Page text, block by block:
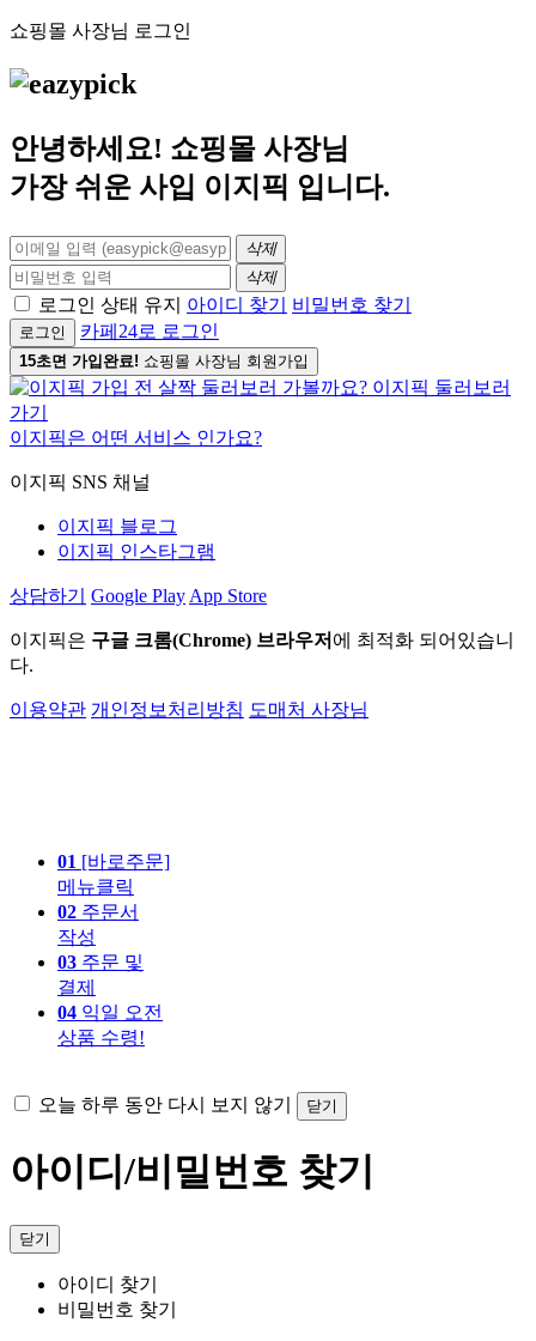
쇼핑몰 사장님 로그인
안녕하세요! 쇼핑몰 사장님
가장 쉬운 사입 이지픽 입니다.
삭제
삭제
로그인 상태 유지 아이디 찾기 비밀번호 찾기
로그인 카페24로 로그인
15초면 가입완료! 쇼핑몰 사장님 회원가입
이지픽은 어떤 서비스 인가요?
이지픽 SNS 채널
이지픽 블로그
이지픽 인스타그램
상담하기 Google Play App Store
이지픽은 구글 크롬(Chrome) 브라우저 에 최적화 되어있습니
다.
이용약관 개인정보처리방침 도매처 사장님
01 [바로주문]
메뉴클릭
02 주문서
작성
03 주문 및
결제
04 익일 오전
상품 수령!
오늘 하루 동안 다시 보지 않기 닫기
아이디/비밀번호 찾기
닫기
아이디 찾기
비밀번호 찾기